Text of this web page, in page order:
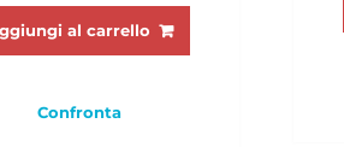
al carrello
Confronta